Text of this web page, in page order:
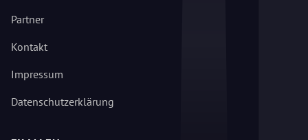
Partner
Kontakt
Impressum
Datenschutzerklärung